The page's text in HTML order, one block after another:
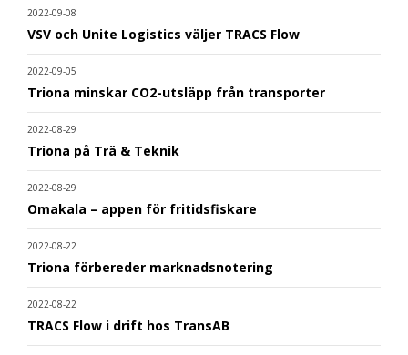
2022-09-08
VSV och Unite Logistics väljer TRACS Flow
2022-09-05
Triona minskar CO2-utsläpp från transporter
2022-08-29
Triona på Trä & Teknik
2022-08-29
Omakala – appen för fritidsfiskare
2022-08-22
Triona förbereder marknadsnotering
2022-08-22
TRACS Flow i drift hos TransAB